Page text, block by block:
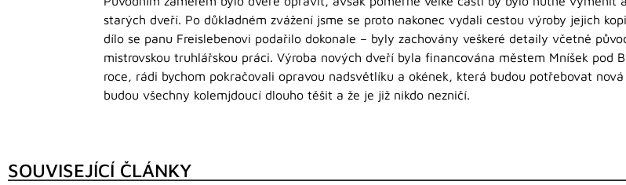
starých dveří. Po důkladném zvážení jsme se proto nakonec vydali cestou výroby jejich
dílo se panu Freislebenovi podařilo dokonale – byly zachovány veškeré detaily včetně
mistrovskou truhlářskou práci. Výroba nových dveří byla financována městem Mníšek pod
roce, rádi bychom pokračovali opravou nadsvětlíku a okének, která budou potřebovat
budou všechny kolemjdoucí dlouho těšit a že je již nikdo nezničí.
SOUVISEJÍCÍ ČLÁNKY